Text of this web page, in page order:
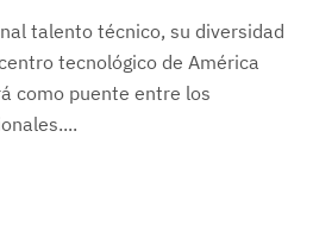
talento técnico, su diversidad
tecnológico de América
como puente entre los